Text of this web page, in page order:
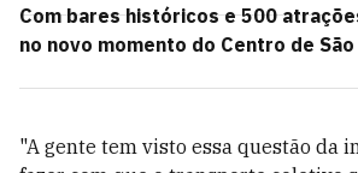
Com bares históricos e 500
no novo momento do Centro de São
"A gente tem visto essa questão da